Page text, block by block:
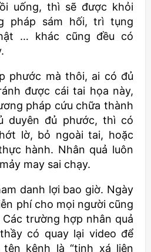
uống, thì sẽ được khỏi
pháp sám hối, trì tụng
… khác cũng đều có
phước mà thôi, ai có đủ
được cái tai họa này,
pháp cứu chữa thành
duyên đủ phước, thì có
lờ, bỏ ngoài tai, hoặc
hành. Nhân quả luôn
may sai chạy.
danh lợi bao giờ. Ngày
phí cho mọi người cũng
trường hợp nhân quả
có quay lại video để
tên kênh là “tịnh xá liên